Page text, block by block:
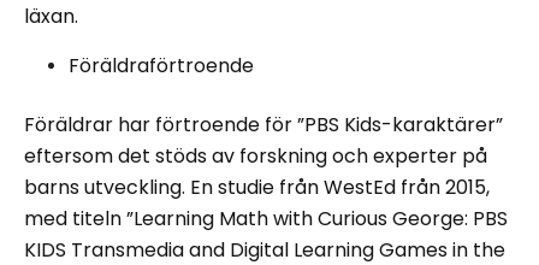
läxan.
Föräldraförtroende
Föräldrar har förtroende för ”PBS Kids-karaktärer”
eftersom det stöds av forskning och experter på
barns utveckling. En studie från WestEd från 2015,
med titeln ”Learning Math with Curious George: PBS
KIDS Transmedia and Digital Learning Games in the